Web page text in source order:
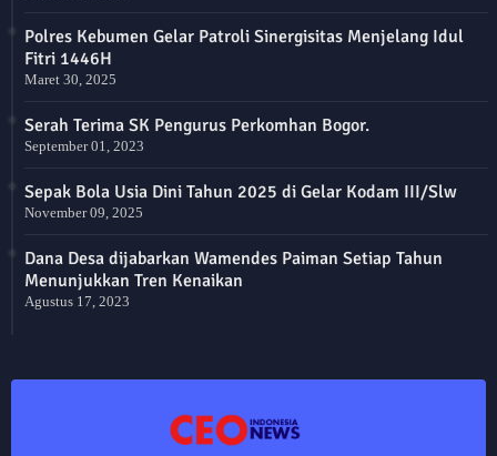
Polres Kebumen Gelar Patroli Sinergisitas Menjelang Idul
Fitri 1446H
Maret 30, 2025
Serah Terima SK Pengurus Perkomhan Bogor.
September 01, 2023
Sepak Bola Usia Dini Tahun 2025 di Gelar Kodam III/Slw
November 09, 2025
Dana Desa dijabarkan Wamendes Paiman Setiap Tahun
Menunjukkan Tren Kenaikan
Agustus 17, 2023